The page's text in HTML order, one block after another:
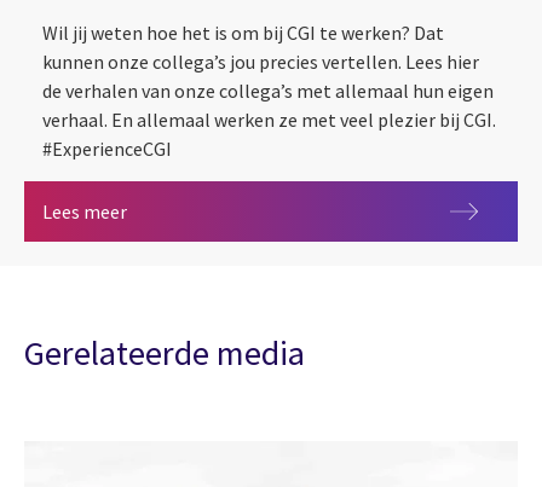
Wil jij weten hoe het is om bij CGI te werken? Dat
kunnen onze collega’s jou precies vertellen. Lees hier
de verhalen van onze collega’s met allemaal hun eigen
verhaal. En allemaal werken ze met veel plezier bij CGI.
#ExperienceCGI
Lees meerDe verhalen van CGI
Gerelateerde media